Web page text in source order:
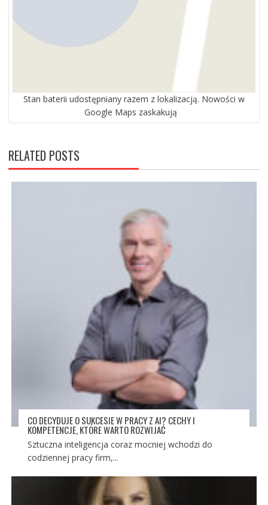
Stan baterii udostępniany razem z lokalizacją. Nowości w
Google Maps zaskakują
RELATED POSTS
CO DECYDUJE O SUKCESIE W PRACY Z AI? CECHY I
KOMPETENCJE, KTÓRE WARTO ROZWIJAĆ
Sztuczna inteligencja coraz mocniej wchodzi do
codziennej pracy firm,...